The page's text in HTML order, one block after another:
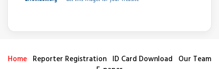
Home Reporter Registration ID Card Download Our Team